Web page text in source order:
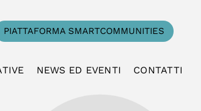
PIATTAFORMA SMARTCOMMUNITIES
NEWS ED EVENTI CONTATTI